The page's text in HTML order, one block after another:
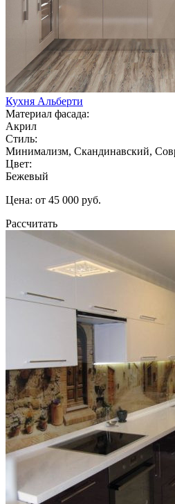
Кухня Альберти
Материал фасада:
Акрил
Стиль:
Минимализм, Скандинавский,
Цвет:
Бежевый
Цена: от 45 000 руб.
Рассчитать